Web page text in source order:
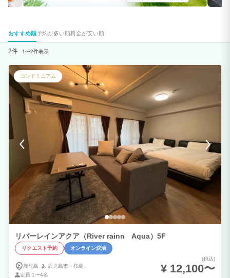
おすすめ順予約が多い順料金が安い順
2件 1〜2件表示
コンドミニアム
リバーレインアクア（River rainn Aqua）5F
リクエスト予約 オンライン決済
鹿児島 鹿児島市・ 桜島
定員 1〜4名
(税込)
¥ 12,100〜